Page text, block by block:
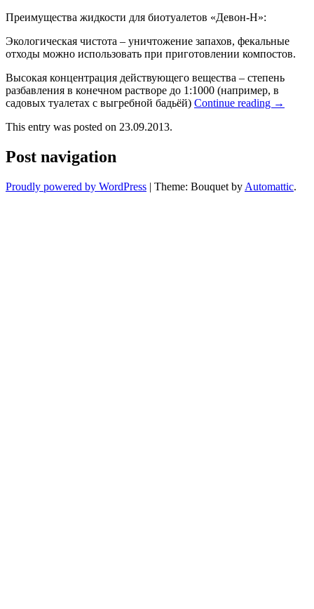
Преимущества жидкости для биотуалетов «Девон-Н»:
Экологическая чистота – уничтожение запахов, фекальные
отходы можно использовать при приготовлении компостов.
Высокая концентрация действующего вещества – степень
разбавления в конечном растворе до 1:1000 (например, в
садовых туалетах с выгребной бадьёй) Continue reading →
This entry was posted on 23.09.2013.
Post navigation
Proudly powered by WordPress | Theme: Bouquet by Automattic.